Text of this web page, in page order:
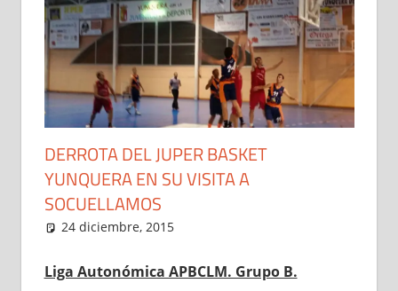
DERROTA DEL JUPER BASKET
YUNQUERA EN SU VISITA A
SOCUELLAMOS
24 diciembre, 2015
Liga Autonómica APBCLM. Grupo B.